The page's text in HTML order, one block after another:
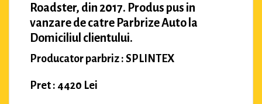
Roadster, din 2017. Produs pus in
vanzare de catre Parbrize Auto la
Domiciliul clientului.
Producator parbriz : SPLINTEX
Pret : 4420 Lei